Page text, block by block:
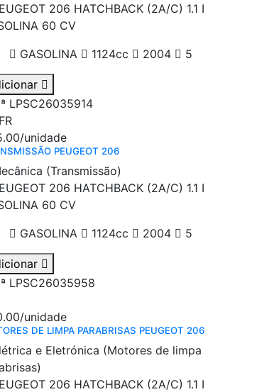
206 HATCHBACK (2A/C) 1.1 I
60 CV
GASOLINA
1124cc 2004 5
LPSC26035914
FR
/unidade
PEUGEOT 206
(Transmissão)
206 HATCHBACK (2A/C) 1.1 I
60 CV
GASOLINA
1124cc 2004 5
LPSC26035958
/unidade
DE LIMPA PARABRISAS PEUGEOT 206
e Eletrónica (Motores de limpa
206 HATCHBACK (2A/C) 1.1 I